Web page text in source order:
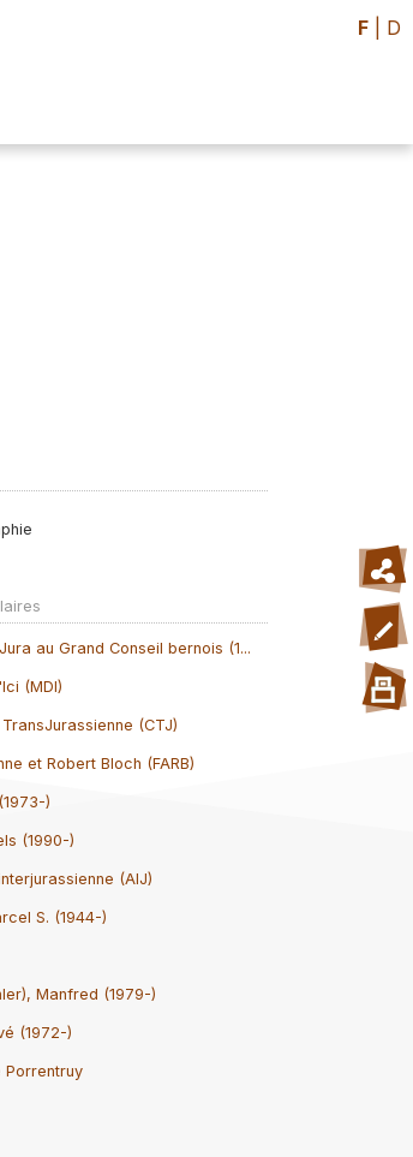
F D
au Grand Conseil bernois (1...
(MDI)
(CTJ)
et Robert Bloch (FARB)
)
(1990-)
(AIJ)
S. (1944-)
Manfred (1979-)
(1972-)
Porrentruy